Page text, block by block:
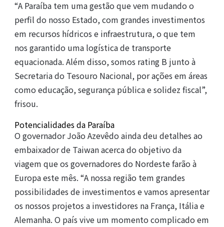
“A Paraíba tem uma gestão que vem mudando o
perfil do nosso Estado, com grandes investimentos
em recursos hídricos e infraestrutura, o que tem
nos garantido uma logística de transporte
equacionada. Além disso, somos rating B junto à
Secretaria do Tesouro Nacional, por ações em áreas
como educação, segurança pública e solidez fiscal”,
frisou.
Potencialidades da Paraíba
O governador João Azevêdo ainda deu detalhes ao
embaixador de Taiwan acerca do objetivo da
viagem que os governadores do Nordeste farão à
Europa este mês. “A nossa região tem grandes
possibilidades de investimentos e vamos apresentar
os nossos projetos a investidores na França, Itália e
Alemanha. O país vive um momento complicado em